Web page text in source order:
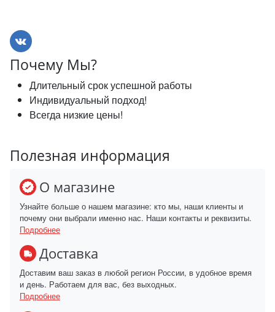
Почему Мы?
Длительный срок успешной работы
Индивидуальный подход!
Всегда низкие цены!
Полезная информация
О магазине
Узнайте больше о нашем магазине: кто мы, наши клиенты и
почему они выбрали именно нас. Наши контакты и реквизиты.
Подробнее
Доставка
Доставим ваш заказ в любой регион России, в удобное время
и день. Работаем для вас, без выходных.
Подробнее